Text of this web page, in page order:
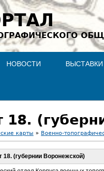
НОВОСТИ ВЫСТАВКИ
18.
карты » Военно-
18. (губернии Воронежской)